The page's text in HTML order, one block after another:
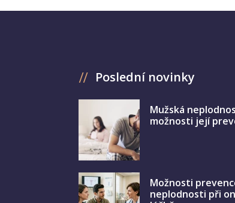
Poslední novinky
Mužská
možnosti její
Možnosti
neplodnosti při